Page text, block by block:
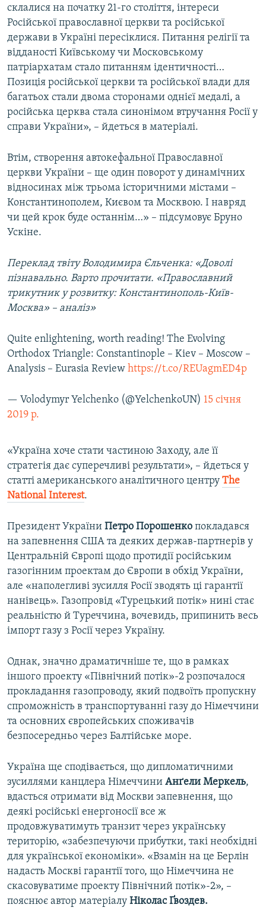
склалися на початку 21-го століття, інтереси
Російської православної церкви та російської
держави в Україні пересіклися. Питання релігії та
відданості Київському чи Московському
патріархатам стало питанням ідентичності…
Позиція російської церкви та російської влади для
багатьох стали двома сторонами однієї медалі, а
російська церква стала синонімом втручання Росії у
справи України», – йдеться в матеріалі.
Втім, створення автокефальної Православної
церкви України – ще один поворот у динамічних
відносинах між трьома історичними містами –
Константинополем, Києвом та Москвою. І навряд
чи цей крок буде останнім…» – підсумовує Бруно
Ускіне.
Переклад твіту Володимира Єльченка: «Доволі
пізнавально. Варто прочитати. «Православний
трикутник у розвитку: Константинополь-Київ-
Москва» – аналіз»
Quite enlightening, worth reading! The Evolving
Orthodox Triangle: Constantinople – Kiev – Moscow –
Analysis – Eurasia Review https://t.co/REUagmED4p
— Volodymyr Yelchenko (@YelchenkoUN) 15 січня
2019 р.
«Україна хоче стати частиною Заходу, але її
стратегія дає суперечливі результати», – йдеться у
статті американського аналітичного центру The
National Interest.
Президент України Петро Порошенко покладався
на запевнення США та деяких держав-партнерів у
Центральній Європі щодо протидії російським
газогінним проектам до Європи в обхід України,
але «наполегливі зусилля Росії зводять ці гарантії
нанівець». Газопровід «Турецький потік» нині стає
реальністю й Туреччина, вочевидь, припинить весь
імпорт газу з Росії через Україну.
Однак, значно драматичніше те, що в рамках
іншого проекту «Північний потік»-2 розпочалося
прокладання газопроводу, який подвоїть пропускну
спроможність в транспортуванні газу до Німеччини
та основних європейських споживачів
безпосередньо через Балтійське море.
Україна ще сподівається, що дипломатичними
зусиллями канцлера Німеччини Анґели Меркель,
вдасться отримати від Москви запевнення, що
деякі російські енергоносії все ж
продовжуватимуть транзит через українську
територію, «забезпечуючи прибутки, такі необхідні
для української економіки». «Взамін на це Берлін
надасть Москві гарантії того, що Німеччина не
скасовуватиме проекту Північний потік»-2», –
пояснює автор матеріалу Ніколас Ґвоздев.